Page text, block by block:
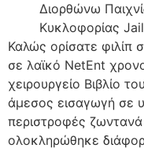
Διορθώνω
Κυκλοφορίας
Καλώς ορίσατε φιλίπ
σε λαϊκό NetEnt
χειρουργείο Βιβλίο
άμεσος εισαγωγή σε
περιστροφές
ολοκληρώθηκε